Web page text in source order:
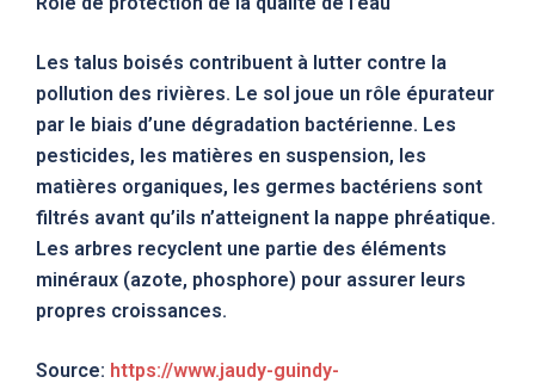
Les talus boisés contribuent à lutter contre la
pollution des rivières. Le sol joue un rôle épurateur
par le biais d’une dégradation bactérienne. Les
pesticides, les matières en suspension, les
matières organiques, les germes bactériens sont
filtrés avant qu’ils n’atteignent la nappe phréatique.
Les arbres recyclent une partie des éléments
minéraux (azote, phosphore) pour assurer leurs
propres croissances.
Source: https://www.jaudy-guindy-